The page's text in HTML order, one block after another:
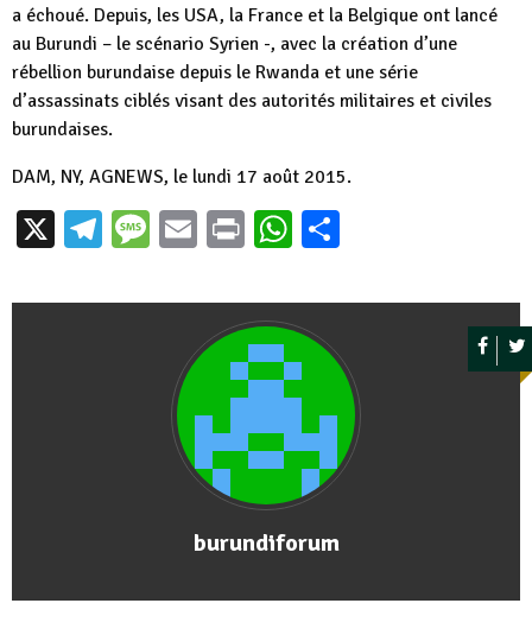
a échoué. Depuis, les USA, la France et la Belgique ont lancé
au Burundi – le scénario Syrien -, avec la création d’une
rébellion burundaise depuis le Rwanda et une série
d’assassinats ciblés visant des autorités militaires et civiles
burundaises.
DAM, NY, AGNEWS, le lundi 17 août 2015.
X Telegram
Message
EmailPrintWhatsApp
burundiforum